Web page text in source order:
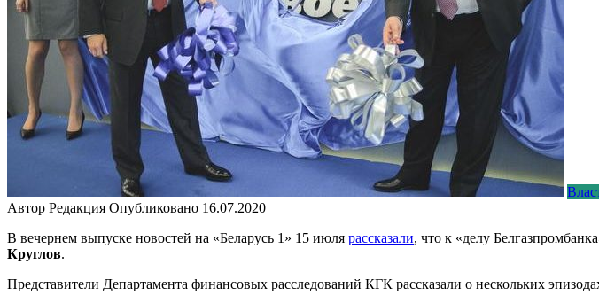
Автор Редакция Опубликовано 16.07.2020
В вечернем выпуске новостей на «Беларусь 1» 15 июля рассказали, что к «делу
Круглов.
Представители Департамента финансовых расследований КГК рассказали о нескольких